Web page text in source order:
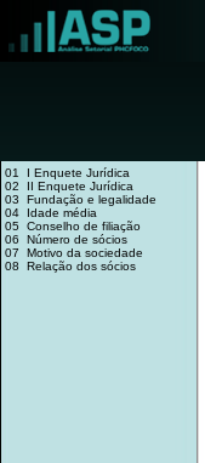
01 I Enquete Jurídica
02 II Enquete Jurídica
03 Fundação e legalidade
04 Idade média
05 Conselho de filiação
06 Número de sócios
07 Motivo da sociedade
08 Relação dos sócios